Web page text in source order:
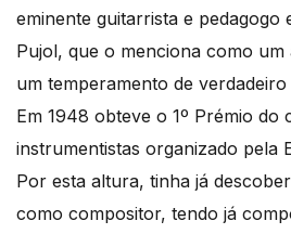
eminente guitarrista e pedagogo
Pujol, que o menciona como
um temperamento de verdadeiro
Em 1948 obteve o 1º Prémio do
instrumentistas organizado pela
Por esta altura, tinha já
como compositor, tendo já